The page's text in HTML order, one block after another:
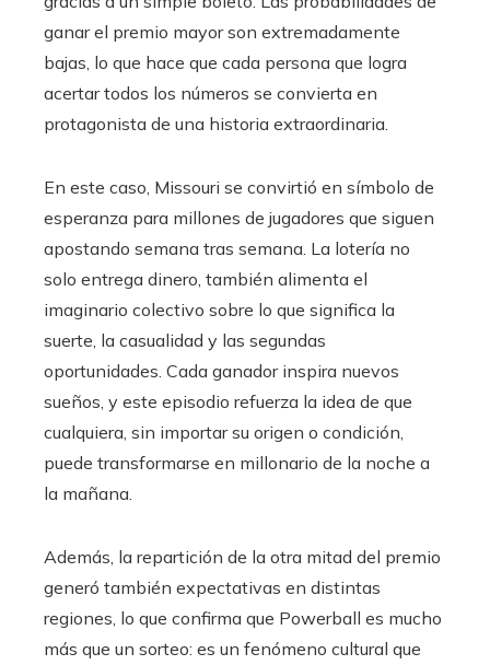
ganar el premio mayor son extremadamente
bajas, lo que hace que cada persona que logra
acertar todos los números se convierta en
protagonista de una historia extraordinaria.
En este caso, Missouri se convirtió en símbolo de
esperanza para millones de jugadores que siguen
apostando semana tras semana. La lotería no
solo entrega dinero, también alimenta el
imaginario colectivo sobre lo que significa la
suerte, la casualidad y las segundas
oportunidades. Cada ganador inspira nuevos
sueños, y este episodio refuerza la idea de que
cualquiera, sin importar su origen o condición,
puede transformarse en millonario de la noche a
la mañana.
Además, la repartición de la otra mitad del premio
generó también expectativas en distintas
regiones, lo que confirma que Powerball es mucho
más que un sorteo: es un fenómeno cultural que